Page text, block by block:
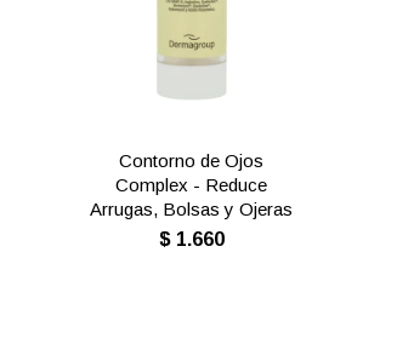
Contorno de Ojos
Complex - Reduce
Arrugas, Bolsas y Ojeras
$ 1.660